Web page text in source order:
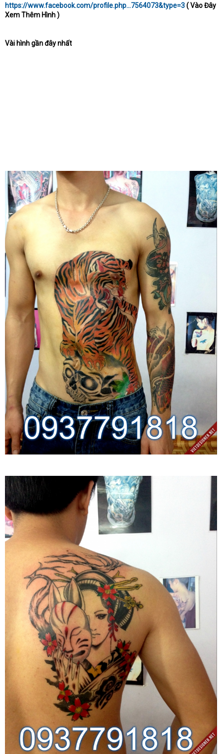
https://www.facebook.com/profile.php...7564073&type=3( Vào Đây
Xem Thêm Hình )
Vài hình gần đây nhất